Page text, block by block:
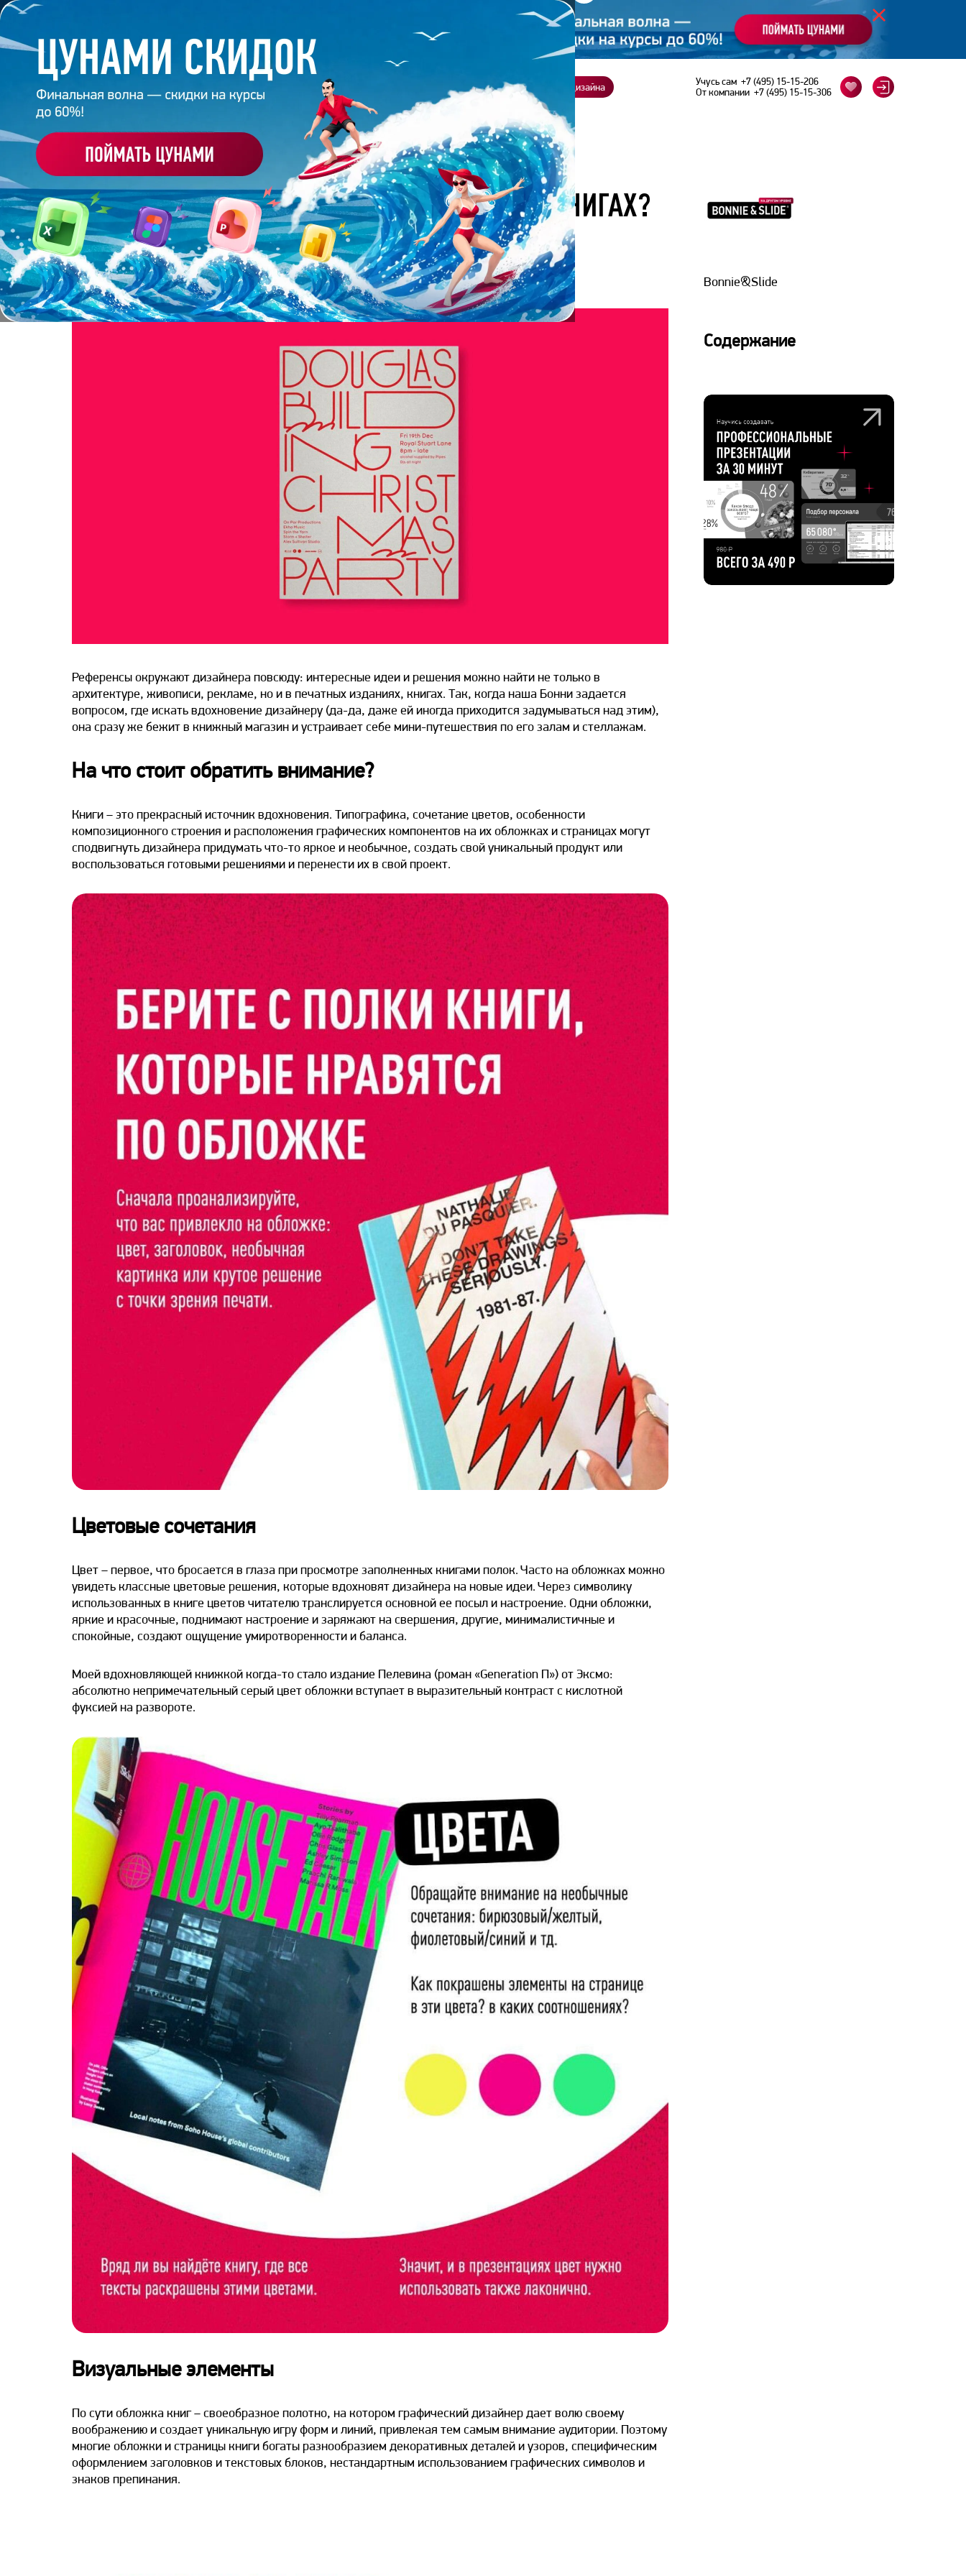
Корпоративное обучение Заказать презентацию Студия дизайна Учусь сам +7 (495) 15-15-206
От компании +7 (495) 15-15-306
Главная/Блог/Как искать вдохновение дизайнеру в книгах? Советы от Бонни
17 июля 2024 3минуты 2 207
КАК ИСКАТЬ ВДОХНОВЕНИЕ ДИЗАЙНЕРУ В КНИГАХ?
СОВЕТЫ ОТ БОННИ
Поделиться
Референсы окружают дизайнера повсюду: интересные идеи и решения можно найти не только в
архитектуре, живописи, рекламе, но и в печатных изданиях, книгах. Так, когда наша Бонни задается
вопросом, где искать вдохновение дизайнеру (да-да, даже ей иногда приходится задумываться над этим),
она сразу же бежит в книжный магазин и устраивает себе мини-путешествия по его залам и стеллажам.
На что стоит обратить внимание?
Книги – это прекрасный источник вдохновения. Типографика, сочетание цветов, особенности
композиционного строения и расположения графических компонентов на их обложках и страницах могут
сподвигнуть дизайнера придумать что-то яркое и необычное, создать свой уникальный продукт или
воспользоваться готовыми решениями и перенести их в свой проект.
Цветовые сочетания
Цвет – первое, что бросается в глаза при просмотре заполненных книгами полок. Часто на обложках можно
увидеть классные цветовые решения, которые вдохновят дизайнера на новые идеи. Через символику
использованных в книге цветов читателю транслируется основной ее посыл и настроение. Одни обложки,
яркие и красочные, поднимают настроение и заряжают на свершения, другие, минималистичные и
спокойные, создают ощущение умиротворенности и баланса.
Моей вдохновляющей книжкой когда-то стало издание Пелевина (роман «Generation П») от Эксмо:
абсолютно непримечательный серый цвет обложки вступает в выразительный контраст с кислотной
фуксией на развороте.
Визуальные элементы
По сути обложка книг – своеобразное полотно, на котором графический дизайнер дает волю своему
воображению и создает уникальную игру форм и линий, привлекая тем самым внимание аудитории. Поэтому
многие обложки и страницы книги богаты разнообразием декоративных деталей и узоров, специфическим
оформлением заголовков и текстовых блоков, нестандартным использованием графических символов и
знаков препинания.
Bonnie&Slide
Содержание